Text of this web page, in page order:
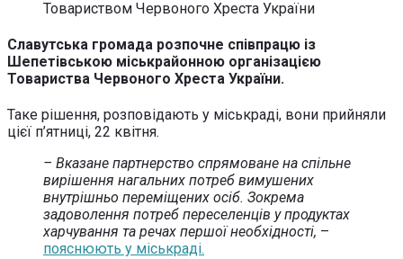
Славутська громада розпочне співпрацю із
Шепетівською міськрайонною організацією
Товариства Червоного Хреста України.
Таке рішення, розповідають у міськраді, вони прийняли
цієї п’ятниці, 22 квітня.
– Вказане партнерство спрямоване на спільне
вирішення нагальних потреб вимушених
внутрішньо переміщених осіб. Зокрема
задоволення потреб переселенців у продуктах
харчування та речах першої необхідності, –
пояснюють у міськраді.